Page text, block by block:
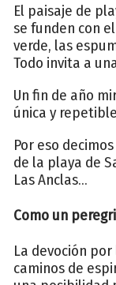
El paisaje de
se funden con
verde, las
Todo invita a
Un fin de año
única y
Por eso
de la playa de
Las Anclas...
Como un
La devoción
caminos de